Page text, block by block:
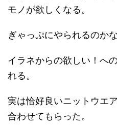
モノが欲しくなる。
ぎゃっぷにやられるのかな
イラネからの欲しい！へ
れる。
実は恰好良いニットウエ
合わせてもらった。